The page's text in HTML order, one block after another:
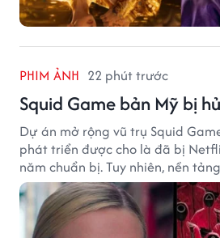
PHIM ẢNH 22 phút trước
Squid Game bản Mỹ bị
Dự án mở rộng vũ trụ Squid
phát triển được cho là đã bị
năm chuẩn bị. Tuy nhiên, nền
vẫn chưa đưa ra thông báo